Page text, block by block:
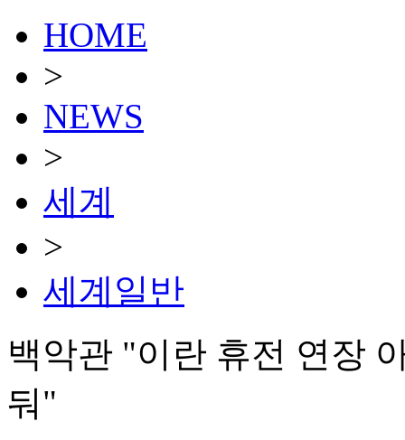
HOME
>
NEWS
>
세계
>
세계일반
백악관 "이란 휴전 연장
둬"